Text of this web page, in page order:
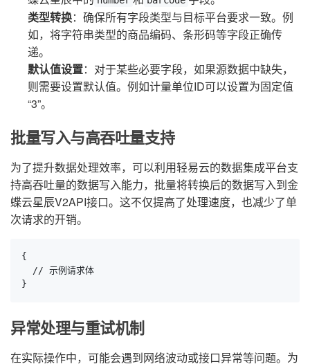
类型转换：确保所有字段类型与目标平台要求一致。例
如，将字符串类型的商品编码、条形码等字段正确传
递。
默认值设置：对于某些必要字段，如果源数据中缺失，
则需要设置默认值。例如计量单位ID可以设置为固定值
“3”。
批量写入与高吞吐量支持
为了提升数据处理效率，可以利用轻易云的数据集成平台支
持高吞吐量的数据写入能力，批量将转换后的数据写入到金
蝶云星辰V2API接口。这不仅提高了处理速度，也减少了单
次请求的开销。
{
  // 示例请求体
}
异常处理与重试机制
在实际操作中，可能会遇到网络波动或接口异常等问题。为